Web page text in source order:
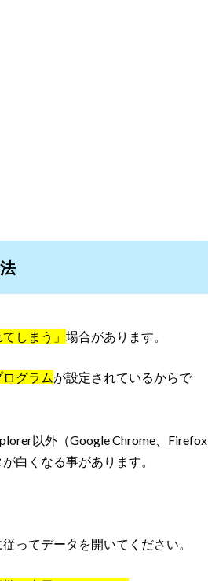
しまう」 場合があります。
グラムが設定されているからで
以外（Google Chrome、Firefox
白くなる事があります。
ってデータを開いてください。